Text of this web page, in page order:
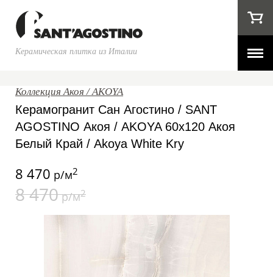
Керамическая плитка из Италии
Коллекция Акоя / AKOYA
Керамогранит Сан Агостино / SANT
AGOSTINO Акоя / AKOYA 60x120 Акоя
Белый Край / Akoya White Kry
8 470 р/м2
8 470р/м2